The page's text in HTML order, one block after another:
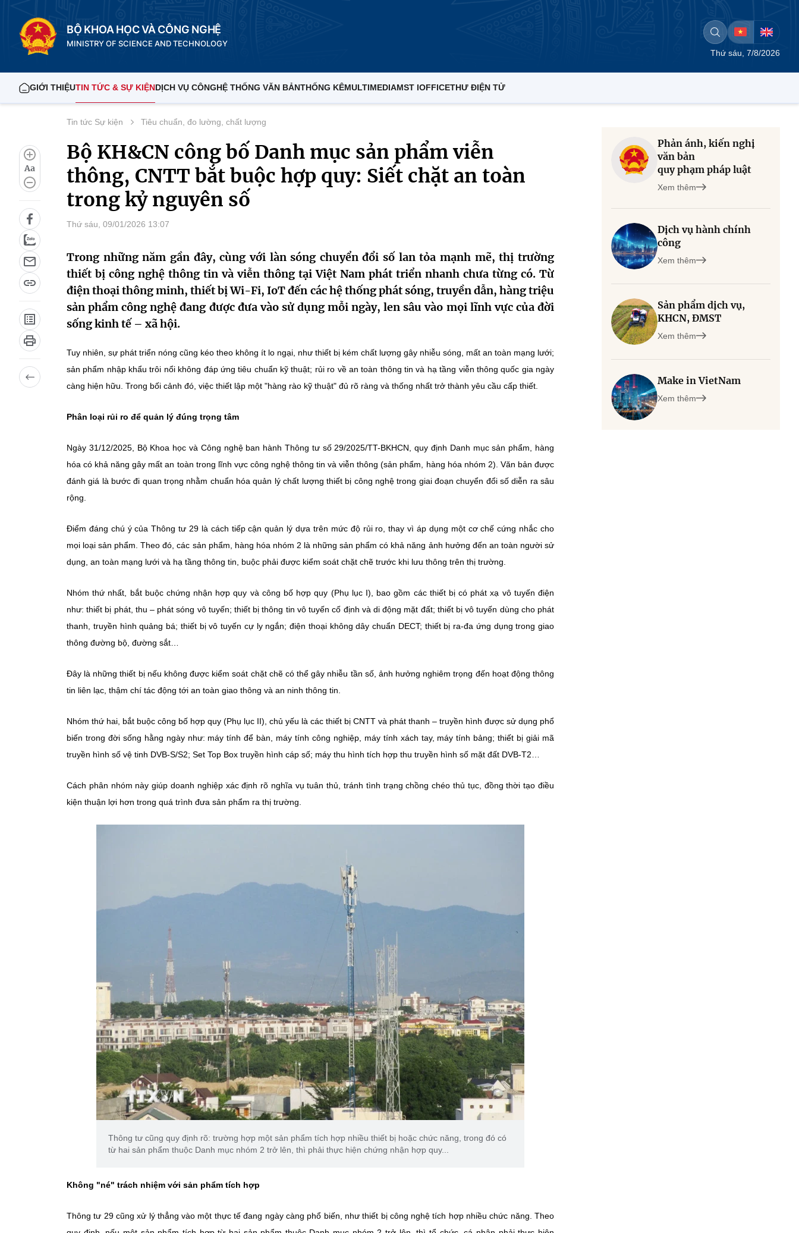
BỘ KHOA HỌC VÀ CÔNG NGHỆ
MINISTRY OF SCIENCE AND TECHNOLOGY
Thứ sáu, 7/8/2026
GIỚI THIỆUTIN TỨC & SỰ KIỆNDỊCH VỤ CÔNGHỆ THỐNG VĂN BẢNTHỐNG KÊMULTIMEDIAMST IOFFICETHƯ ĐIỆN TỬ
Aa
Tin tức Sự kiện Tiêu chuẩn, đo lường, chất lượng
Bộ KH&CN công bố Danh mục sản phẩm viễn
thông, CNTT bắt buộc hợp quy: Siết chặt an toàn
trong kỷ nguyên số
Thứ sáu, 09/01/2026 13:07
Trong những năm gần đây, cùng với làn sóng chuyển đổi số lan tỏa mạnh mẽ, thị trường
thiết bị công nghệ thông tin và viễn thông tại Việt Nam phát triển nhanh chưa từng có. Từ
điện thoại thông minh, thiết bị Wi-Fi, IoT đến các hệ thống phát sóng, truyền dẫn, hàng triệu
sản phẩm công nghệ đang được đưa vào sử dụng mỗi ngày, len sâu vào mọi lĩnh vực của đời
sống kinh tế – xã hội.
Tuy nhiên, sự phát triển nóng cũng kéo theo không ít lo ngại, như thiết bị kém chất lượng gây nhiễu sóng, mất an toàn mạng lưới;
sản phẩm nhập khẩu trôi nổi không đáp ứng tiêu chuẩn kỹ thuật; rủi ro về an toàn thông tin và hạ tầng viễn thông quốc gia ngày
càng hiện hữu. Trong bối cảnh đó, việc thiết lập một "hàng rào kỹ thuật" đủ rõ ràng và thống nhất trở thành yêu cầu cấp thiết.
Phân loại rủi ro để quản lý đúng trọng tâm
Ngày 31/12/2025, Bộ Khoa học và Công nghệ ban hành Thông tư số 29/2025/TT-BKHCN, quy định Danh mục sản phẩm, hàng
hóa có khả năng gây mất an toàn trong lĩnh vực công nghệ thông tin và viễn thông (sản phẩm, hàng hóa nhóm 2). Văn bản được
đánh giá là bước đi quan trọng nhằm chuẩn hóa quản lý chất lượng thiết bị công nghệ trong giai đoạn chuyển đổi số diễn ra sâu
rộng.
Điểm đáng chú ý của Thông tư 29 là cách tiếp cận quản lý dựa trên mức độ rủi ro, thay vì áp dụng một cơ chế cứng nhắc cho
mọi loại sản phẩm. Theo đó, các sản phẩm, hàng hóa nhóm 2 là những sản phẩm có khả năng ảnh hưởng đến an toàn người sử
dụng, an toàn mạng lưới và hạ tầng thông tin, buộc phải được kiểm soát chặt chẽ trước khi lưu thông trên thị trường.
Nhóm thứ nhất, bắt buộc chứng nhận hợp quy và công bố hợp quy (Phụ lục I), bao gồm các thiết bị có phát xạ vô tuyến điện
như: thiết bị phát, thu – phát sóng vô tuyến; thiết bị thông tin vô tuyến cố định và di động mặt đất; thiết bị vô tuyến dùng cho phát
thanh, truyền hình quảng bá; thiết bị vô tuyến cự ly ngắn; điện thoại không dây chuẩn DECT; thiết bị ra-đa ứng dụng trong giao
thông đường bộ, đường sắt…
Đây là những thiết bị nếu không được kiểm soát chặt chẽ có thể gây nhiễu tần số, ảnh hưởng nghiêm trọng đến hoạt động thông
tin liên lạc, thậm chí tác động tới an toàn giao thông và an ninh thông tin.
Nhóm thứ hai, bắt buộc công bố hợp quy (Phụ lục II), chủ yếu là các thiết bị CNTT và phát thanh – truyền hình được sử dụng phổ
biến trong đời sống hằng ngày như: máy tính để bàn, máy tính công nghiệp, máy tính xách tay, máy tính bảng; thiết bị giải mã
truyền hình số vệ tinh DVB-S/S2; Set Top Box truyền hình cáp số; máy thu hình tích hợp thu truyền hình số mặt đất DVB-T2…
Cách phân nhóm này giúp doanh nghiệp xác định rõ nghĩa vụ tuân thủ, tránh tình trạng chồng chéo thủ tục, đồng thời tạo điều
kiện thuận lợi hơn trong quá trình đưa sản phẩm ra thị trường.
Thông tư cũng quy định rõ: trường hợp một sản phẩm tích hợp nhiều thiết bị hoặc chức năng, trong đó có
từ hai sản phẩm thuộc Danh mục nhóm 2 trở lên, thì phải thực hiện chứng nhận hợp quy...
Không "né" trách nhiệm với sản phẩm tích hợp
Thông tư 29 cũng xử lý thẳng vào một thực tế đang ngày càng phổ biến, như thiết bị công nghệ tích hợp nhiều chức năng. Theo
Phản ánh, kiến nghị
văn bản
quy phạm pháp luật
Xem thêm
Dịch vụ hành chính
công
Xem thêm
Sản phẩm dịch vụ,
KHCN, ĐMST
Xem thêm
Make in VietNam
Xem thêm